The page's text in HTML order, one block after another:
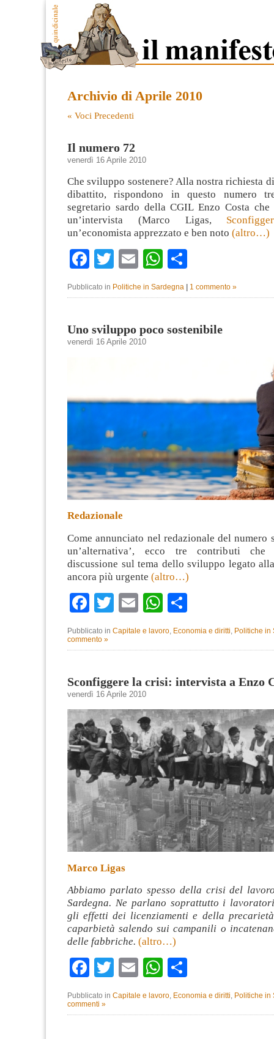
Archivio di Aprile 2010
« Voci Precedenti
Il numero 72
venerdì 16 Aprile 2010
Che sviluppo sostenere? Alla nostra richiesta
dibattito, rispondono in questo numero
segretario sardo della CGIL Enzo Costa
un’intervista (Marco Ligas,
un’economista apprezzato e ben noto (altro…)
Facebook
TwitterEmailWhatsApp
Pubblicato in Politiche in Sardegna 1 commento »
Uno sviluppo poco sostenibile
venerdì 16 Aprile 2010
Redazionale
Come annunciato nel redazionale del numero
un’alternativa’, ecco tre contributi che
discussione sul tema dello sviluppo legato
ancora più urgente (altro…)
Facebook
TwitterEmailWhatsApp
Pubblicato in Capitale e lavoro, Economia e diritti, Politiche in
commento »
Sconfiggere la crisi: intervista a Enzo
venerdì 16 Aprile 2010
Marco Ligas
Abbiamo parlato spesso della crisi del
Sardegna. Ne parlano soprattutto i
gli effetti dei licenziamenti e della
caparbietà salendo sui campanili o
delle fabbriche. (altro…)
Facebook
TwitterEmailWhatsApp
Pubblicato in Capitale e lavoro, Economia e diritti, Politiche in
commenti »